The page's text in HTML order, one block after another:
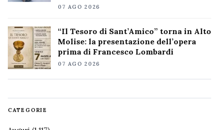
07 AGO 2026
“Il Tesoro di Sant’Amico” torna in Alto
Molise: la presentazione dell’opera
prima di Francesco Lombardi
07 AGO 2026
CATEGORIE